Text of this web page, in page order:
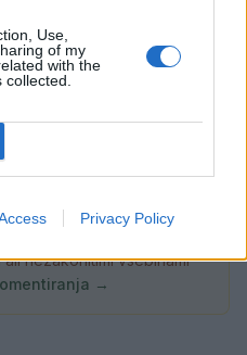
Use,
of my
with the
Privacy Policy
za javno spodbujanje
ali nezakonitimi vsebinami
→